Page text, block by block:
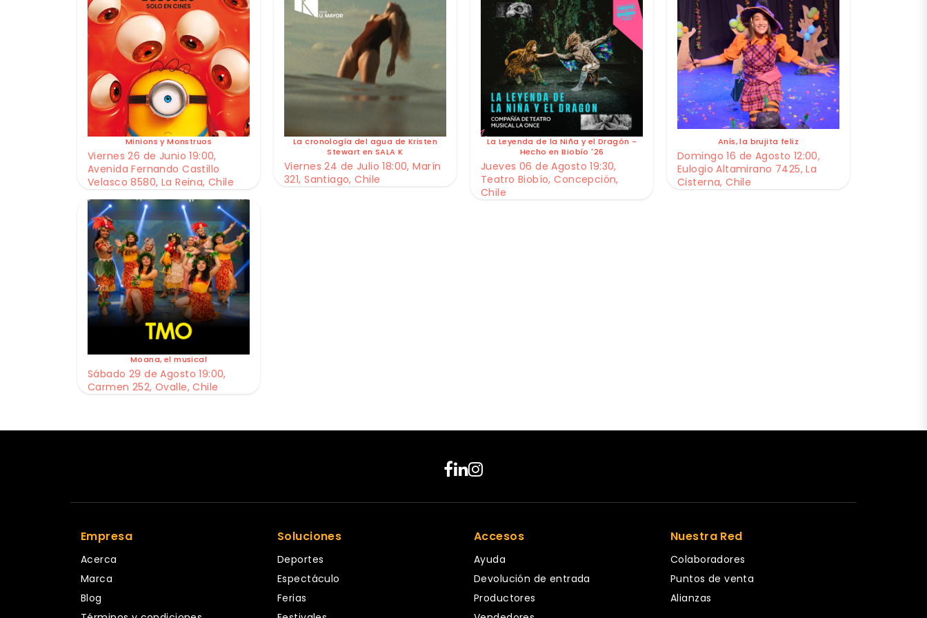
Minions y Monstruos
Viernes 26 de Junio 19:00,
Avenida Fernando Castillo
Velasco 8580, La Reina, Chile
La cronología del agua de Kristen
Stewart en SALA K
Viernes 24 de Julio 18:00, Marín
321, Santiago, Chile
La Leyenda de la Niña y el Dragón -
Hecho en Biobío '26
Jueves 06 de Agosto 19:30,
Teatro Biobío, Concepción,
Chile
Anís, la brujita feliz
Domingo 16 de Agosto 12:00,
Eulogio Altamirano 7425, La
Cisterna, Chile
Moana, el musical
Sábado 29 de Agosto 19:00,
Carmen 252, Ovalle, Chile
Empresa
Acerca
Marca
Blog
Soluciones
Deportes
Espectáculo
Ferias
Accesos
Ayuda
Devolución de entrada
Productores
Nuestra Red
Colaboradores
Puntos de venta
Alianzas